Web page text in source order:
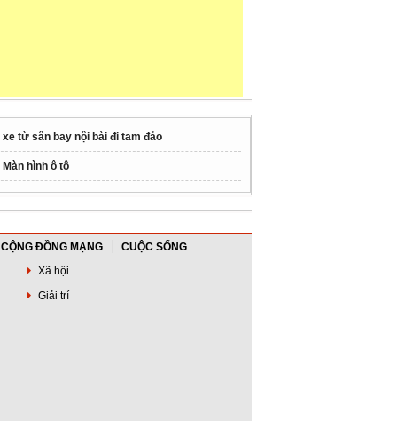
xe từ sân bay nội bài đi tam đảo
Màn hình ô tô
CỘNG ĐỒNG MẠNG
CUỘC SỐNG
Xã hội
Giải trí